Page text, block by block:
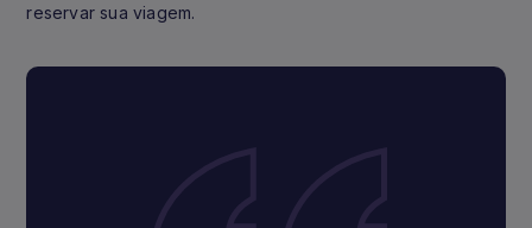
reservar sua viagem.